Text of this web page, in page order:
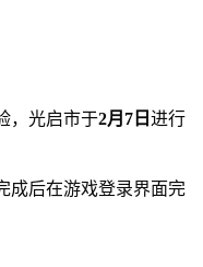
，光启市于2月7日 进行
成后在游戏登录界面完